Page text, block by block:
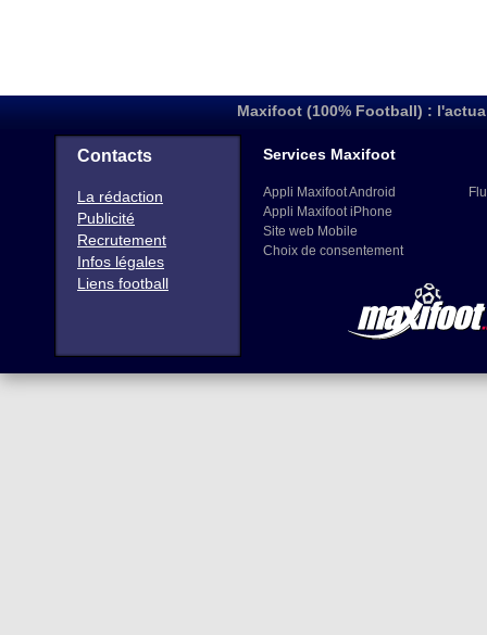
Maxifoot (100% Football) :
Contacts
La rédaction
Publicité
Recrutement
Infos légales
Liens football
Services Maxifoot
Appli Maxifoot Android
Appli Maxifoot iPhone
Site web Mobile
Choix de consentement